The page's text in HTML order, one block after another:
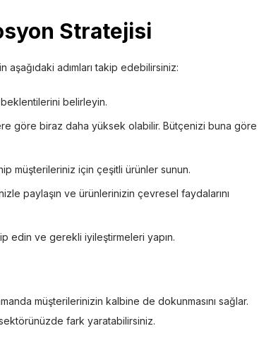
Stratejisi
adımları takip edebilirsiniz:
belirleyin.
göre biraz daha yüksek olabilir. Bütçenizi buna göre
müşterileriniz için çeşitli ürünler sunun.
paylaşın ve ürünlerinizin çevresel faydalarını
edin ve gerekli iyileştirmeleri yapın.
müşterilerinizin kalbine de dokunmasını sağlar.
fark yaratabilirsiniz.